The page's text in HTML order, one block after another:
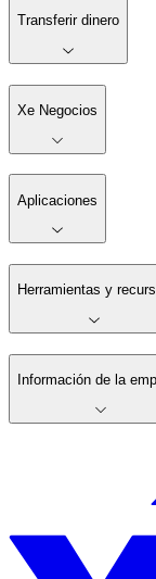
Transferir dinero
Xe Negocios
Aplicaciones
Herramientas y
Información de la